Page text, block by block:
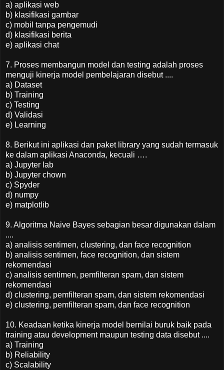
a) aplikasi web
b) klasifikasi gambar
c) mobil tanpa pengemudi
d) klasifikasi berita
e) aplikasi chat
7. Proses membangun model dan testing adalah proses
menguji kinerja model pembelajaran disebut ....
a) Dataset
b) Training
c) Testing
d) Validasi
e) Learning
8. Berikut ini aplikasi dan paket library yang sudah termasuk
ke dalam aplikasi Anaconda, kecuali ….
a) Jupyter lab
b) Jupyter chown
c) Spyder
d) numpy
e) matplotlib
9. Algoritma Naive Bayes sebagian besar digunakan dalam
....
a) analisis sentimen, clustering, dan face recognition
b) analisis sentimen, face recognition, dan sistem
rekomendasi
c) analisis sentimen, pemfilteran spam, dan sistem
rekomendasi
d) clustering, pemfilteran spam, dan sistem rekomendasi
e) clustering, pemfilteran spam, dan face recognition
10. Keadaan ketika kinerja model bernilai buruk baik pada
training atau development maupun testing data disebut ....
a) Training
b) Reliability
c) Scalability